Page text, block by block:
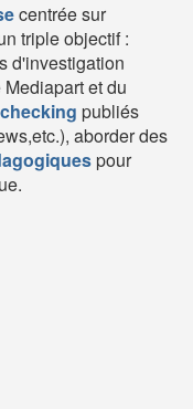
centrée sur
triple objectif :
d'investigation
et du
publiés
aborder des
pour